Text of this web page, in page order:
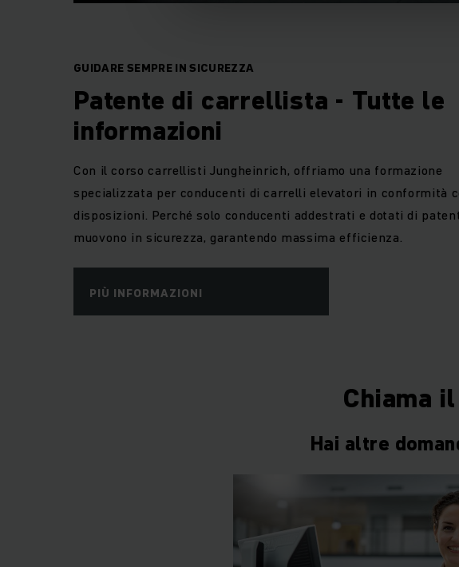
GUIDARE SEMPRE IN SICUREZZA
Patente di carrellista - Tutte le
informazioni
Con il corso carrellisti Jungheinrich, offriamo una formazione
specializzata per conducenti di carrelli elevatori in conformità
disposizioni. Perché solo conducenti addestrati e dotati di
muovono in sicurezza, garantendo massima efficienza.
PIÙ INFORMAZIONI
Chiama
Hai altre